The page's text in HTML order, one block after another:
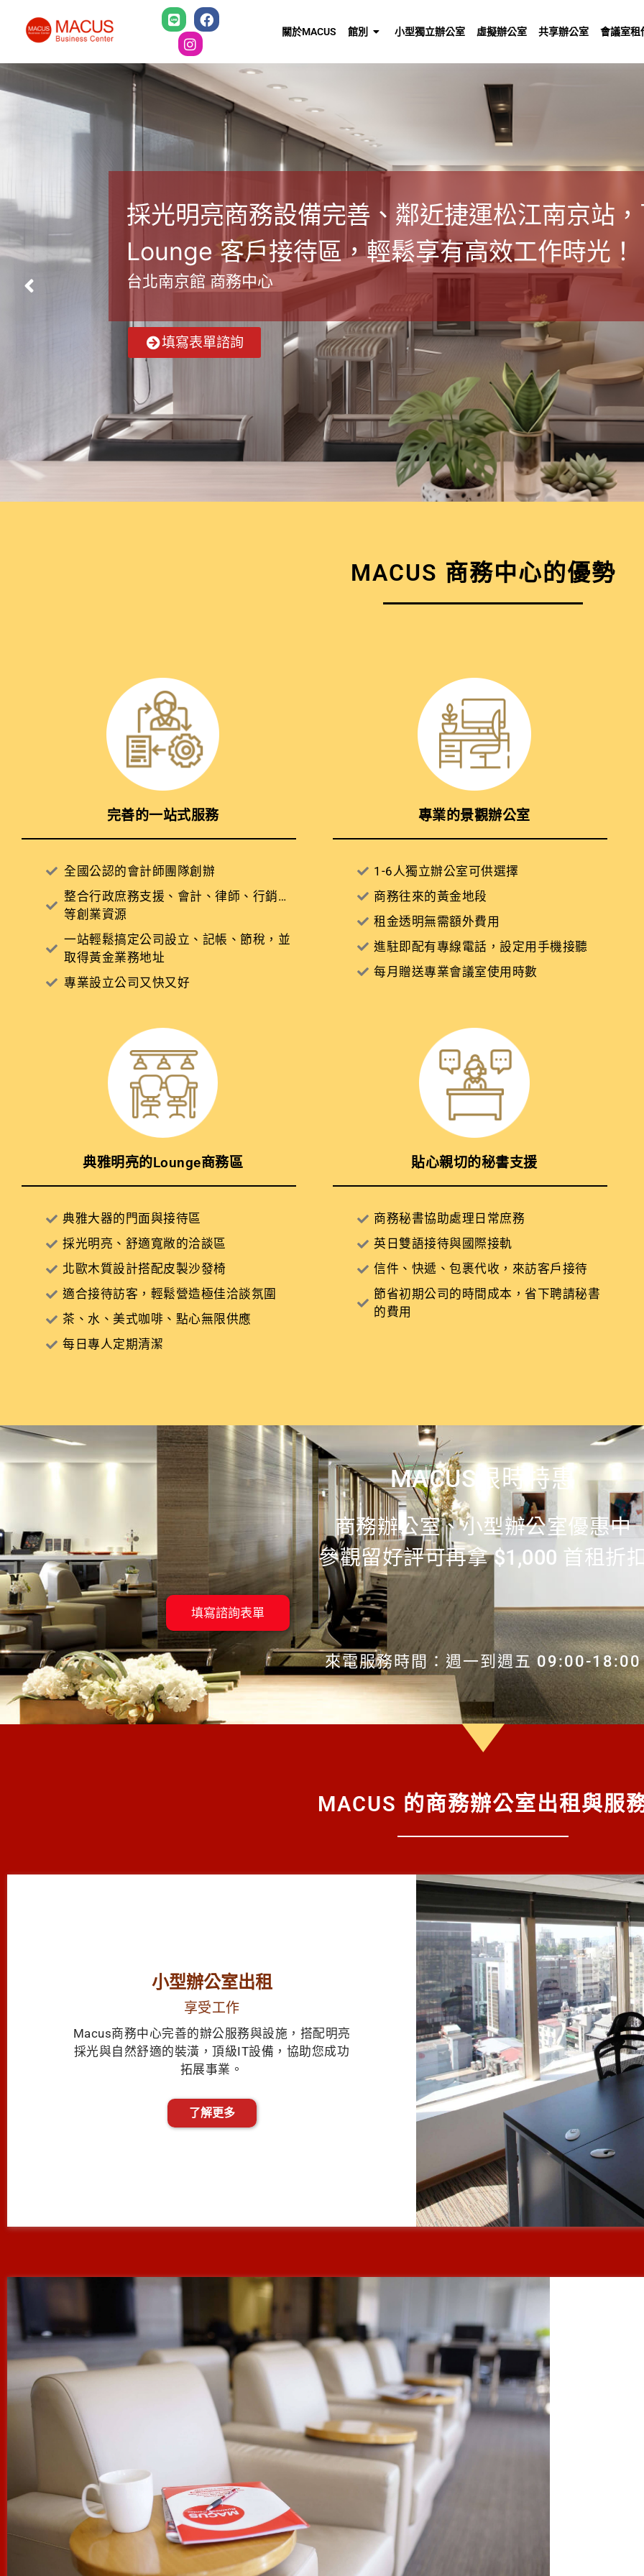
關於MACUS 館別 小型獨立辦公室 虛擬辦公室 共享辦公室 會議室租
填寫表單諮詢
入駐市中心精華商圈，免除裝潢繁雜與設備負
的企業量身打造頂級門面。
台北南京館 商務中心
MACUS 商務中心的優勢
完善的一站式服務
全國公認的會計師團隊創辦
整合行政庶務支援、會計、律師、行銷…
等創業資源
一站輕鬆搞定公司設立、記帳、節稅，並
取得黃金業務地址
專業設立公司又快又好
專業的景觀辦公室
1-6人獨立辦公室可供選擇
商務往來的黃金地段​
租金透明無需額外費用
進駐即配有專線電話，設定用手機接聽
每月贈送專業會議室使用時數
典雅明亮的Lounge商務區
典雅大器的門面與接待區
採光明亮、舒適寬敞的洽談區
北歐木質設計搭配皮製沙發椅
適合接待訪客，輕鬆營造極佳洽談氛圍
茶、水、美式咖啡、點心無限供應
每日專人定期清潔
貼心親切的秘書支援
商務秘書協助處理日常庶務
英日雙語接待與國際接軌
信件、快遞、包裹代收，來訪客戶接待
節省初期公司的時間成本，省下聘請秘書
的費用
MACUS限時特惠
商務辦公室、小型辦公室優惠中
參觀留好評可再拿 $1,000 首租折
填寫諮詢表單
來電服務時間：週一到週五 09:00-18:00
MACUS 的商務辦公室出租與服
小型辦公室出租
享受工作
Macus商務中心完善的辦公服務與設施， 搭配明亮
採光與自然舒適的裝潢，頂級IT設備，協助您成功
拓展事業。
了解更多